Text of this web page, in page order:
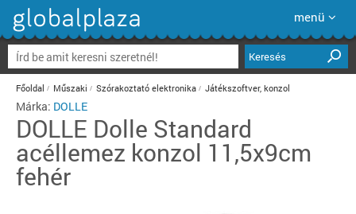
menü
Keresés
Főoldal Műszaki Szórakoztató elektronika Játékszoftver, konzol
Márka: DOLLE
DOLLE Dolle Standard
acéllemez konzol 11,5x9cm
fehér